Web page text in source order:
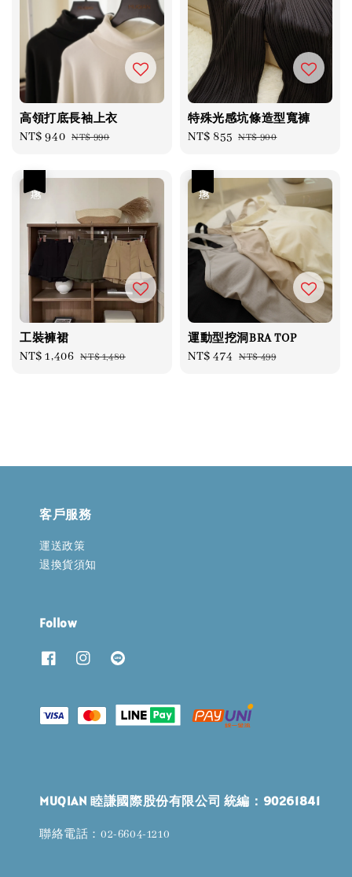
高領打底長袖上衣
Sale
NT$ 940 Regular
NT$ 990
特殊光感坑條造型寬褲
Sale
NT$ 855 Regular
NT$ 900
工裝褲裙
Sale
NT$ 1,406 Regular
NT$ 1,480
運動型挖洞BRA TOP
Sale
NT$ 474 Regular
NT$ 499
客戶服務
運送政策
退換貨須知
Follow
MUQIAN 睦謙國際股份有限公司 統編：90261841
聯絡電話：02-6604-1210